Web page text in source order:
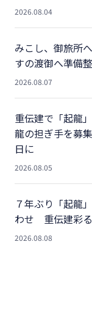
2026.08.04
みこし、御旅
すの渡御へ準備
2026.08.07
重伝建で「起龍
龍の担ぎ手を募
日に
2026.08.05
７年ぶり「起龍
わせ 重伝建彩
2026.08.08